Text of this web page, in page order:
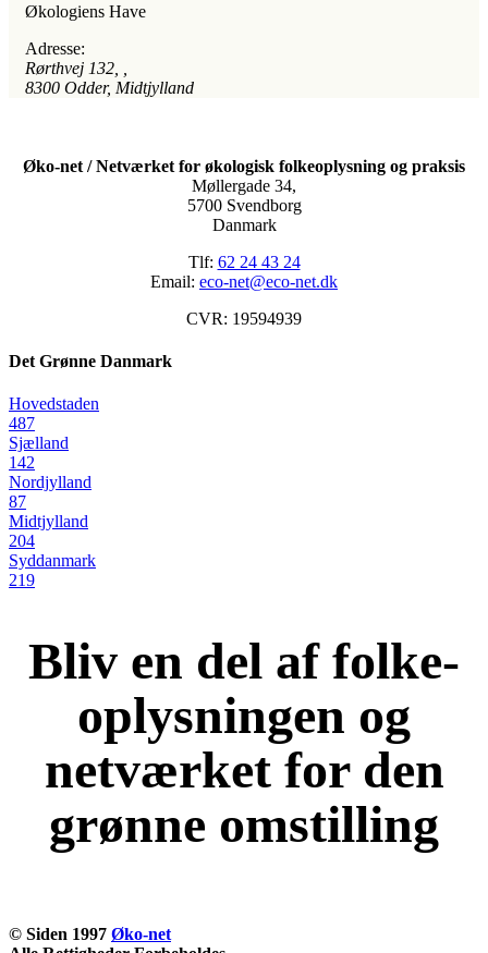
Økologiens Have
Adresse:
Rørthvej 132
8300 Odder, Midtjylland
Øko-net / Netværket for økologisk folkeoplysning og praksis
Møllergade 34,
5700 Svendborg
Danmark
Tlf: 62 24 43 24
Email: eco-net@eco-net.dk
CVR: 19594939
Det Grønne Danmark
Hovedstaden
487
Sjælland
142
Nordjylland
87
Midtjylland
204
Syddanmark
219
Bliv en del af folke-
oplysningen og
netværket for den
grønne omstilling
© Siden 1997 Øko-net